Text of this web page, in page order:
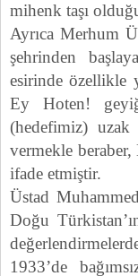
mihenk taşı
Ayrıca Merhum
şehrinden
esirinde özellikle
Ey Hoten!
(hedefimiz)
vermekle beraber,
ifade etmiştir.
Üstad
Doğu
1933’de